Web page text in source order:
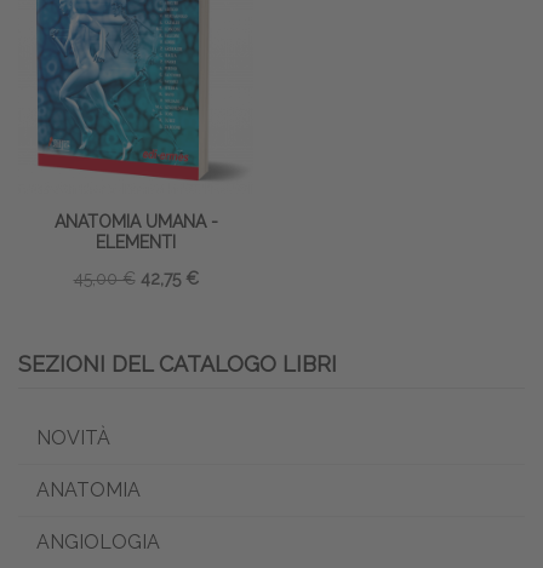
ANATOMIA UMANA -
ELEMENTI
45,00 € 42,75 €
SEZIONI DEL CATALOGO LIBRI
NOVITÀ
ANATOMIA
ANGIOLOGIA